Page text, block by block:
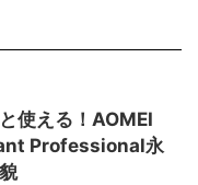
使える！AOMEI
Professional永